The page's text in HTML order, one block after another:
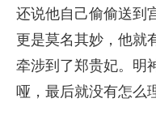
还说他自己偷偷送到
更是莫名其妙，他就
牵涉到了郑贵妃。明
哑，最后就没有怎么